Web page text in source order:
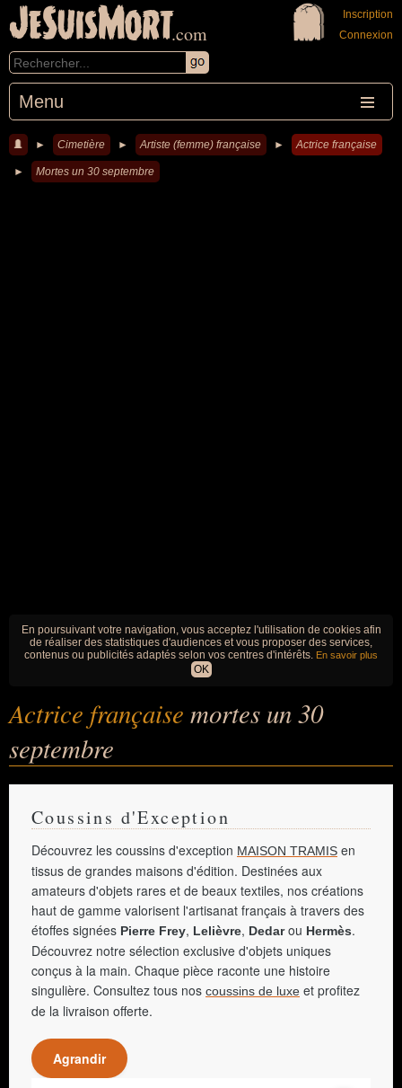
JeSuisMort.com
Menu
Inscription
Connexion
► Cimetière ► Artiste (femme) française ► Actrice française
► Mortes un 30 septembre
En poursuivant votre navigation, vous acceptez l'utilisation de cookies afin
de réaliser des statistiques d'audiences et vous proposer des services,
contenus ou publicités adaptés selon vos centres d'intérêts. En savoir plus
OK
Actrice française mortes un 30
septembre
Coussins d'Exception
Découvrez les coussins d'exception MAISON TRAMIS en
tissus de grandes maisons d'édition. Destinées aux
amateurs d'objets rares et de beaux textiles, nos créations
haut de gamme valorisent l'artisanat français à travers des
étoffes signées Pierre Frey, Lelièvre, Dedarou Hermès.
Découvrez notre sélection exclusive d'objets uniques
conçus à la main. Chaque pièce raconte une histoire
singulière. Consultez tous nos coussins de luxe et profitez
de la livraison offerte.
Agrandir